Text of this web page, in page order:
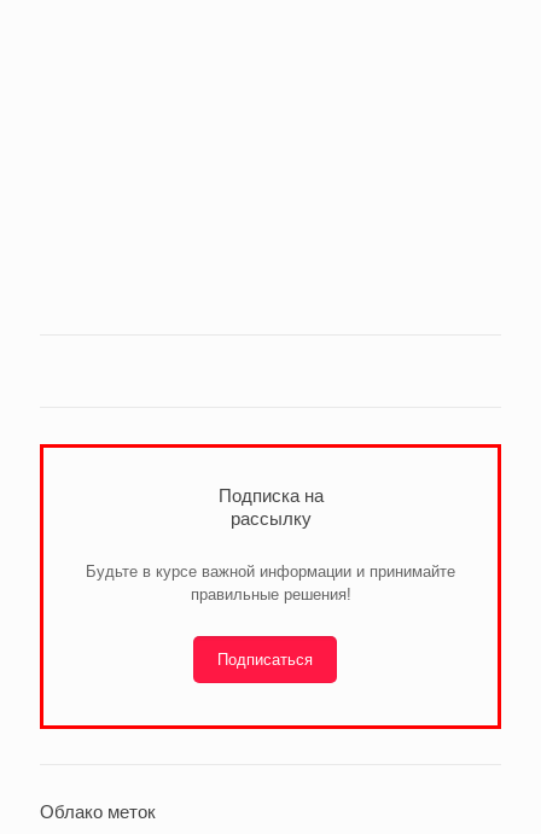
Подписка на
рассылку
Будьте в курсе важной информации и принимайте
правильные решения!
Подписаться
Облако меток